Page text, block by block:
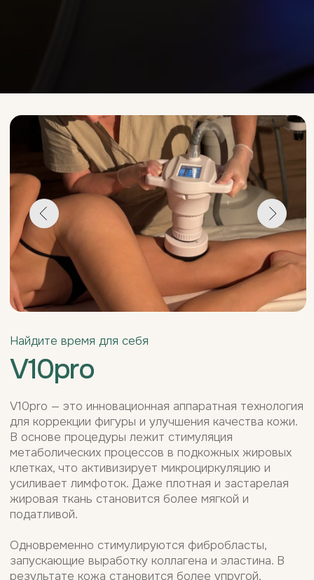
V10pro
V10pro — это инновационная аппаратная технология
для коррекции фигуры и улучшения качества кожи.
В основе процедуры лежит стимуляция
метаболических процессов в подкожных жировых
клетках, что активизирует микроциркуляцию и
усиливает лимфоток. Даже плотная и застарелая
жировая ткань становится более мягкой и
податливой.
Одновременно стимулируются фибробласты,
запускающие выработку коллагена и эластина. В
результате кожа становится более упругой,
эластичной и гладкой, а силуэт — более стройным и
подтянутым.